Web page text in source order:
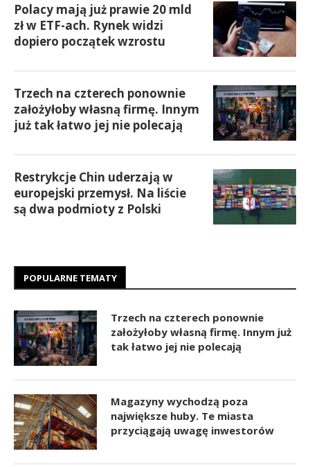
Polacy mają już prawie 20 mld
zł w ETF-ach. Rynek widzi
dopiero początek wzrostu
Trzech na czterech ponownie
założyłoby własną firmę. Innym
już tak łatwo jej nie polecają
Restrykcje Chin uderzają w
europejski przemysł. Na liście
są dwa podmioty z Polski
POPULARNE TEMATY
Trzech na czterech ponownie
założyłoby własną firmę. Innym już
tak łatwo jej nie polecają
Magazyny wychodzą poza
największe huby. Te miasta
przyciągają uwagę inwestorów